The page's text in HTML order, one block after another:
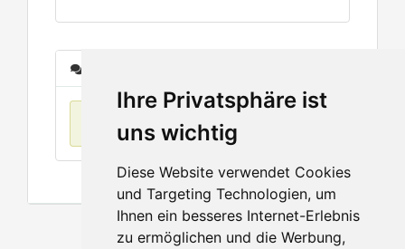
Ihre Privatsphäre ist
uns wichtig
Diese Website verwendet Cookies
und Targeting Technologien, um
Ihnen ein besseres Internet-Erlebnis
zu ermöglichen und die Werbung,